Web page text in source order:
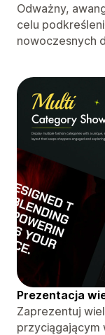
Odważny,
celu
nowoczesnych
Prezentacja
Zaprezentuj
przyciągającym